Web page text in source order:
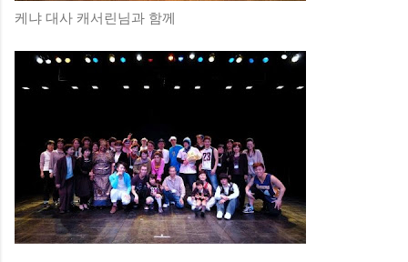
케냐 대사 캐서린님과 함께